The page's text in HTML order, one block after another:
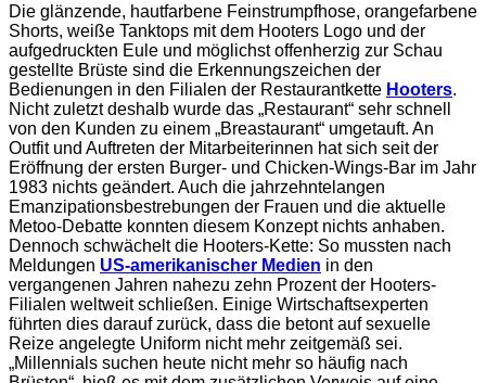
Die glänzende, hautfarbene Feinstrumpfhose, orangefarbene
Shorts, weiße Tanktops mit dem Hooters Logo und der
aufgedruckten Eule und möglichst offenherzig zur Schau
gestellte Brüste sind die Erkennungszeichen der
Bedienungen in den Filialen der Restaurantkette Hooters.
Nicht zuletzt deshalb wurde das „Restaurant“ sehr schnell
von den Kunden zu einem „Breastaurant“ umgetauft. An
Outfit und Auftreten der Mitarbeiterinnen hat sich seit der
Eröffnung der ersten Burger- und Chicken-Wings-Bar im Jahr
1983 nichts geändert. Auch die jahrzehntelangen
Emanzipationsbestrebungen der Frauen und die aktuelle
Metoo-Debatte konnten diesem Konzept nichts anhaben.
Dennoch schwächelt die Hooters-Kette: So mussten nach
Meldungen US-amerikanischer Medien in den
vergangenen Jahren nahezu zehn Prozent der Hooters-
Filialen weltweit schließen. Einige Wirtschaftsexperten
führten dies darauf zurück, dass die betont auf sexuelle
Reize angelegte Uniform nicht mehr zeitgemäß sei.
„Millennials suchen heute nicht mehr so häufig nach